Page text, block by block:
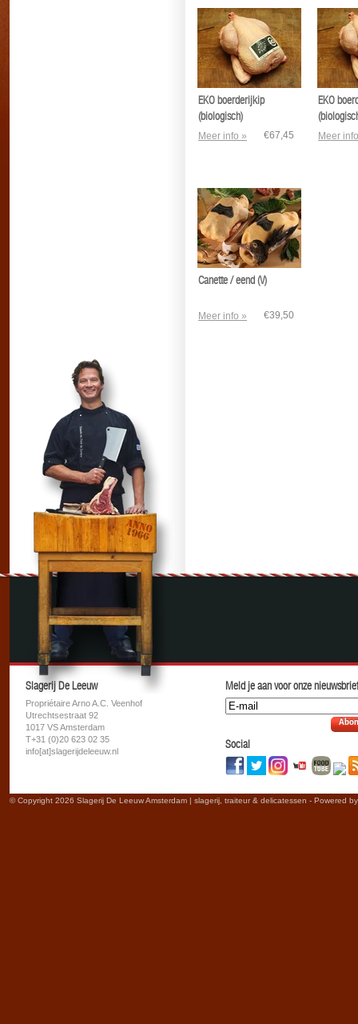
EKO boerderijkip
(biologisch)
Meer info » €67,45
EKO
Meer
Canette / eend (V)
Meer info » €39,50
Slagerij De Leeuw
Propriétaire Arno A.C. Veenhof
Utrechtsestraat 92
1017 VS Amsterdam
T+31 (0)20 623 02 35
info[at]slagerijdeleeuw.nl
Meld je aan voor onze
Social
© Copyright 2026 Slagerij De Leeuw Amsterdam | slagerij, traiteur & delicatessen - Powered